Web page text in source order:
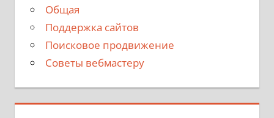
Общая
Поддержка сайтов
Поисковое продвижение
Советы вебмастеру